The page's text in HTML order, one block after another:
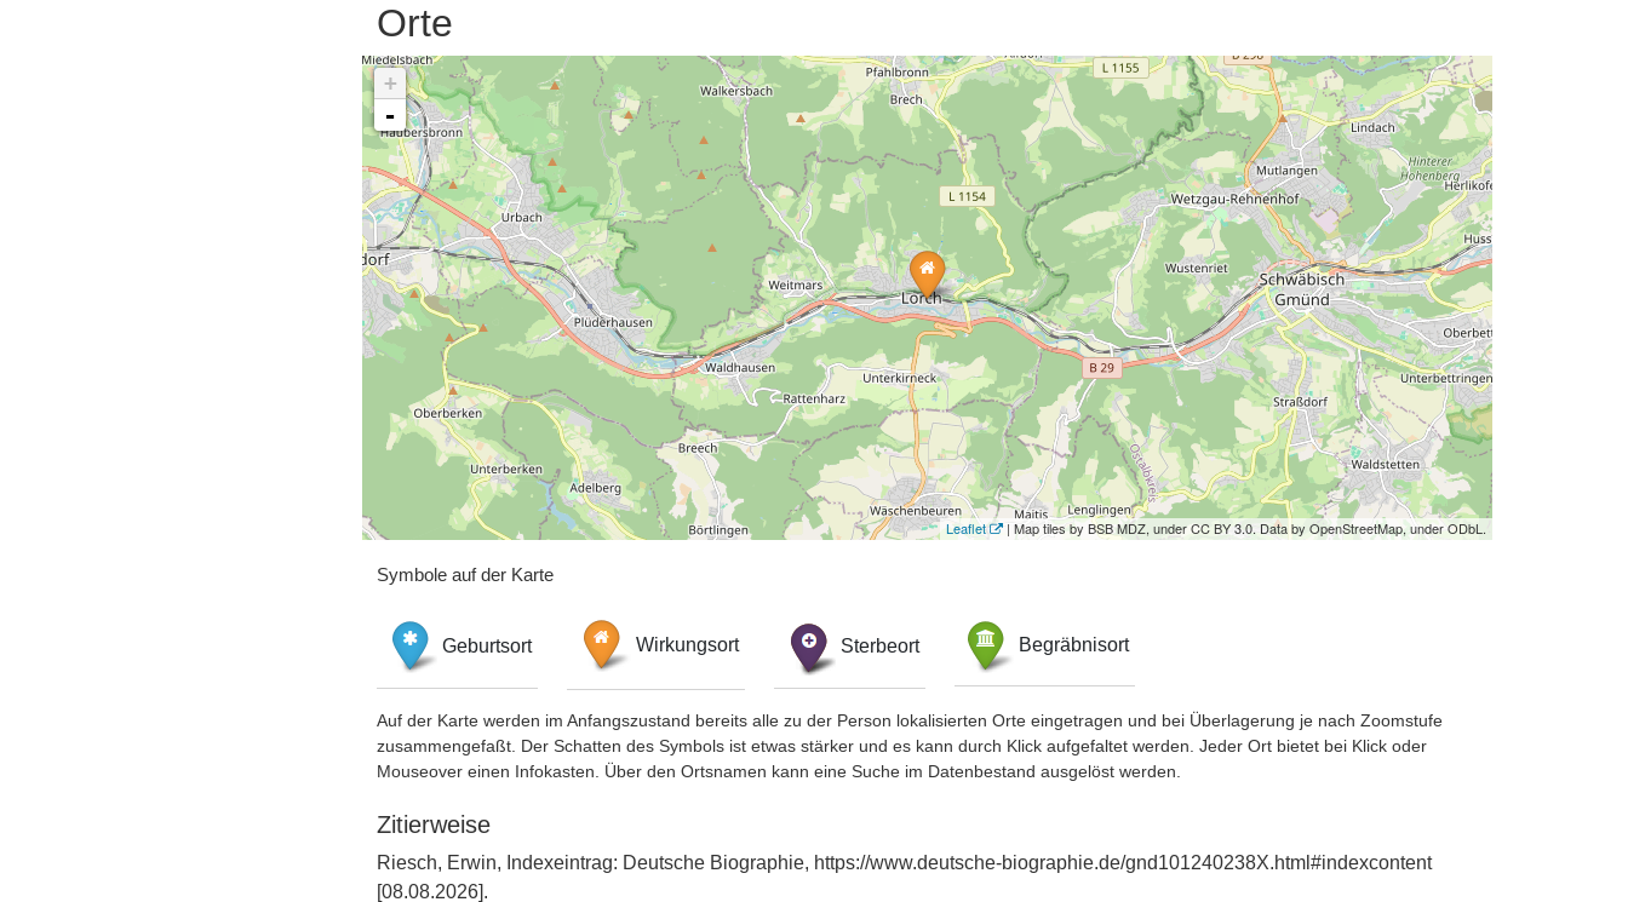
Orte
+
-
Leaflet | Map tiles by BSB MDZ, under CC BY 3.0. Data by OpenStreetMap, under ODbL.
Symbole auf der Karte
Geburtsort Wirkungsort Sterbeort Begräbnisort
Auf der Karte werden im Anfangszustand bereits alle zu der Person lokalisierten Orte eingetragen und bei Überlagerung je nach Zoomstufe
zusammengefaßt. Der Schatten des Symbols ist etwas stärker und es kann durch Klick aufgefaltet werden. Jeder Ort bietet bei Klick oder
Mouseover einen Infokasten. Über den Ortsnamen kann eine Suche im Datenbestand ausgelöst werden.
Zitierweise
Riesch, Erwin, Indexeintrag: Deutsche Biographie, https://www.deutsche-biographie.de/gnd101240238X.html#indexcontent
[08.08.2026].